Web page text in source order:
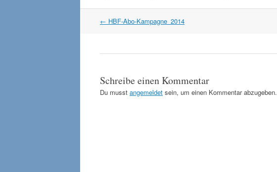
Artikel
← HBF-Abo-Kampagne_2014
Schreibe einen Kommentar
Du musst angemeldet sein, um einen Kommentar abzugeben.